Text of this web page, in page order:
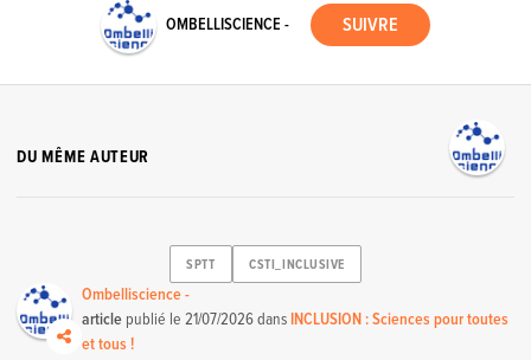
OMBELLISCIENCE -
DU MÊME AUTEUR
SPTT CSTI_INCLUSIVE
Ombelliscience -
article publié le21/07/2026dans INCLUSION : Sciences pour toutes
et tous !